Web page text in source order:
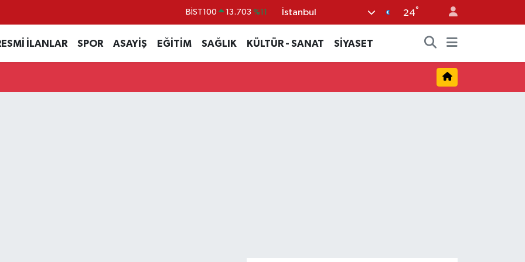
BITCOIN 64.927,78 %1.32
DOLAR 47,5894 %0.08
İstanbul 24°
İLANLAR SPOR ASAYİŞ EĞİTİM SAĞLIK KÜLTÜR - SANAT SİYASET